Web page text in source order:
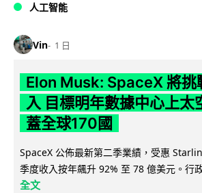
人工智能
Vin 1 日
Elon Musk: SpaceX 將挑
入 目標明年數據中心上
蓋全球170國
SpaceX 公佈最新第二季業績，受惠
季度收入按年飆升 92% 至 78 億美元。行
全文